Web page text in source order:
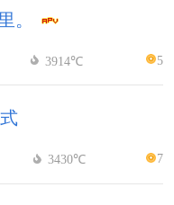
。
3914℃ 5
3430℃ 7